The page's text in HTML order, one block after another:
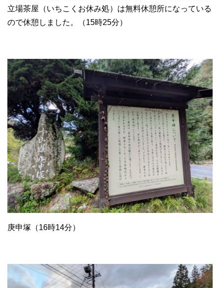
立場茶屋（いちこくお休み処）は無料休憩所になっている
ので休憩しました。（15時25分）
庚申塚（16時14分）